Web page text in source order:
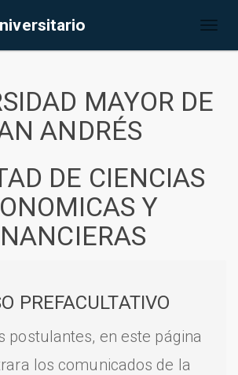
MAYOR DE
ANDRÉS
DE CIENCIAS
Y
PREFACULTATIVO
postulantes, en este página
los comunicados de la